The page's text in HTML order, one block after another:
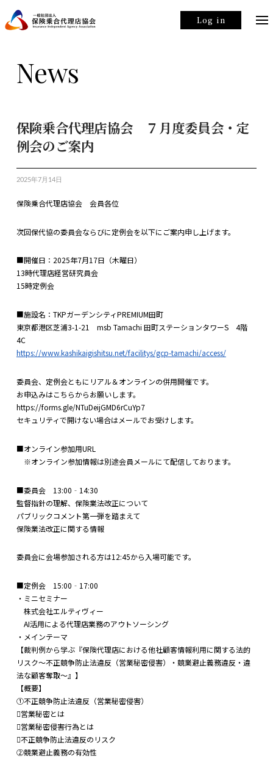
Log in
News
保険乗合代理店協会 ７月度委員会・定
例会のご案内
2025年7月14日
保険乗合代理店協会 会員各位
次回保代協の委員会ならびに定例会を以下にご案内申し上げます。
■開催日：2025年7月17日（木曜日）
13時代理店経営研究員会
15時定例会
■施設名：TKPガーデンシティPREMIUM田町
東京都港区芝浦3-1-21 msb Tamachi 田町ステーションタワーS 4階
4C
https://www.kashikaigishitsu.net/facilitys/gcp-tamachi/access/
委員会、定例会ともにリアル＆オンラインの併用開催です。
お申込みはこちらからお願いします。
https://forms.gle/NTuDeijGMD6rCuYp7
セキュリティで開けない場合はメールでお受けします。
■オンライン参加用URL
※オンライン参加情報は別途会員メールにて配信しております。
■委員会 13:00‐14:30
監督指針の理解、保険業法改正について
パブリックコメント第一弾を踏まえて
保険業法改正に関する情報
委員会に会場参加される方は12:45から入場可能です。
■定例会 15:00‐17:00
・ミニセミナー
株式会社エルティヴィー
AI活用による代理店業務のアウトソーシング
・メインテーマ
【裁判例から学ぶ『保険代理店における他社顧客情報利用に関する法的
リスク～不正競争防止法違反（営業秘密侵害）・競業避止義務違反・違
法な顧客奪取～』】
【概要】
①不正競争防止法違反（営業秘密侵害）
営業秘密とは
営業秘密侵害行為とは
不正競争防止法違反のリスク
②競業避止義務の有効性